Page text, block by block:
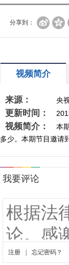
分享到：
视频简介
来源： 央
更新时间：
视频简介：
本
多少。本期节目邀请